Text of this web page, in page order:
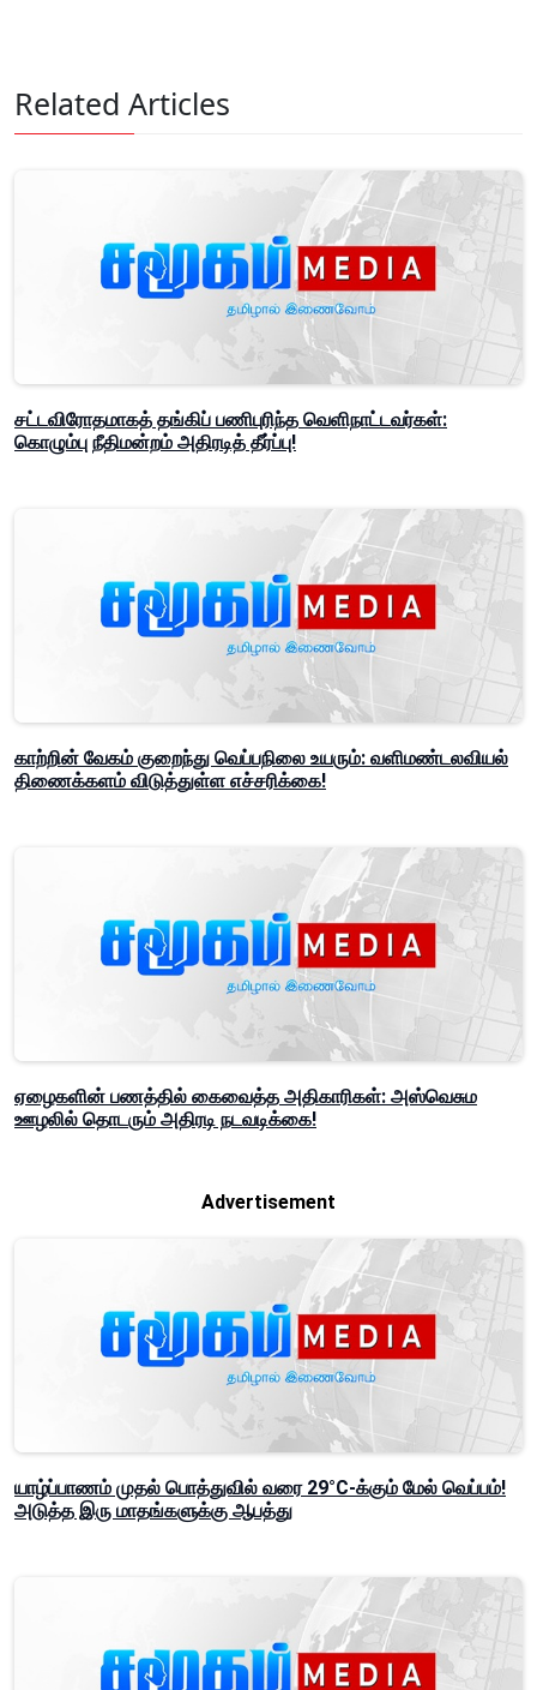
Related Articles
சட்டவிரோதமாகத் தங்கிப் பணிபுரிந்த வெளிநாட்டவர்கள்:
கொழும்பு நீதிமன்றம் அதிரடித் தீர்ப்பு!
காற்றின் வேகம் குறைந்து வெப்பநிலை உயரும்: வளிமண்டலவியல்
திணைக்களம் விடுத்துள்ள எச்சரிக்கை!
ஏழைகளின் பணத்தில் கைவைத்த அதிகாரிகள்: அஸ்வெசும
ஊழலில் தொடரும் அதிரடி நடவடிக்கை!
Advertisement
யாழ்ப்பாணம் முதல் பொத்துவில் வரை 29°C-க்கும் மேல் வெப்பம்!
அடுத்த இரு மாதங்களுக்கு ஆபத்து